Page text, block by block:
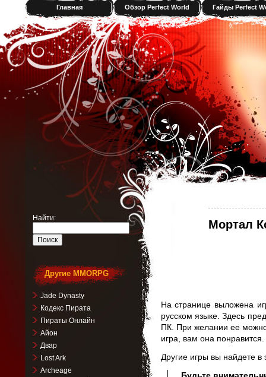
Главная Обзор Perfect World Гайды Perfect
Мортал
На странице выложена
русском языке. Здесь
ПК. При желании ее
игра, вам она понравится.
Другие игры вы найдете
Найти:
Другие MMORPG
Jade Dynasty
Кодекс Пирата
Пираты Онлайн
Айон
Двар
Lost Ark
Archeage